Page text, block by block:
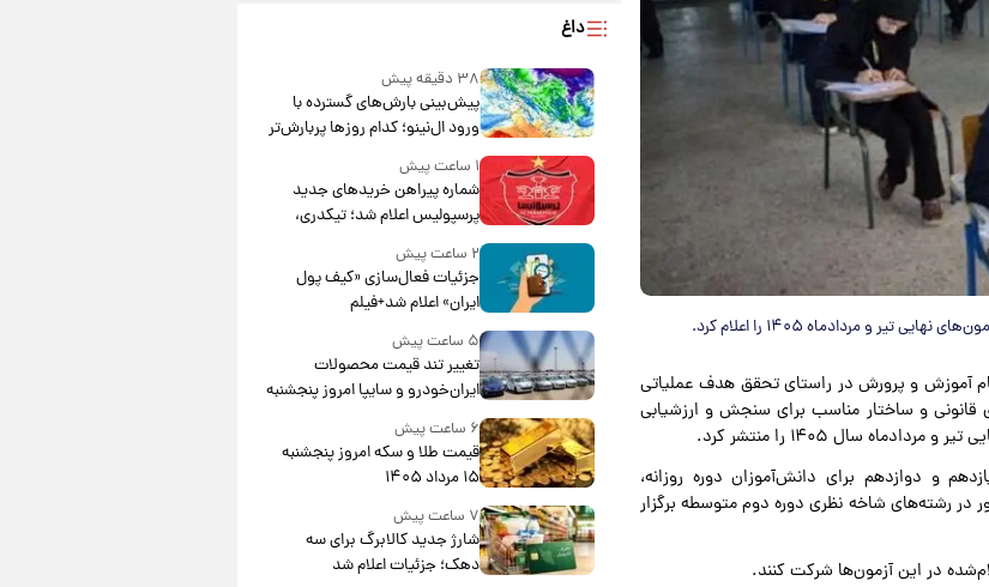
و مردادماه ۱۴۰۵ را اعلام کرد.
آموزش و پرورش در راستای تحقق هدف عملیاتی
قانونی و ساختار مناسب برای سنجش و ارزشیابی
سال ۱۴۰۵ را منتشر کرد.
و دوازدهم برای دانش‌آموزان دوره روزانه،
در رشته‌های شاخه نظری دوره دوم متوسطه برگزار
در این آزمون‌ها شرکت کنند.
داغ
۳۸ دقیقه پیش
پیش‌بینی بارش‌های گسترده با
ورود ال‌نینو؛ کدام روزها پربارش‌تر
خواهند بود؟
۱ ساعت پیش
شماره پیراهن خریدهای جدید
پرسپولیس اعلام شد؛ تیکدری،
۲ ساعت پیش
جزئیات فعال‌سازی «کیف پول
ایران» اعلام شد+فیلم
۵ ساعت پیش
تغییر تند قیمت محصولات
ایران‌خودرو و سایپا امروز پنجشنبه
۱۵ مرداد ۱۴۰۵ +جدول
۶ ساعت پیش
قیمت طلا و سکه امروز پنجشنبه
۱۵ مرداد ۱۴۰۵
۷ ساعت پیش
شارژ جدید کالابرگ برای سه
دهک؛ جزئیات اعلام شد